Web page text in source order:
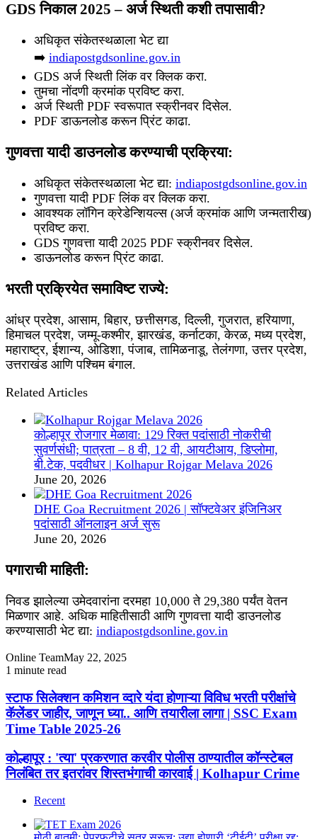
GDS निकाल 2025 – अर्ज स्थिती कशी तपासावी?
अधिकृत संकेतस्थळाला भेट द्या
➡️ indiapostgdsonline.gov.in
GDS अर्ज स्थिती लिंक वर क्लिक करा.
तुमचा नोंदणी क्रमांक प्रविष्ट करा.
अर्ज स्थिती PDF स्वरूपात स्क्रीनवर दिसेल.
PDF डाऊनलोड करून प्रिंट काढा.
गुणवत्ता यादी डाउनलोड करण्याची प्रक्रिया:
अधिकृत संकेतस्थळाला भेट द्या: indiapostgdsonline.gov.in
गुणवत्ता यादी PDF लिंक वर क्लिक करा.
आवश्यक लॉगिन क्रेडेन्शियल्स (अर्ज क्रमांक आणि जन्मतारीख)
प्रविष्ट करा.
GDS गुणवत्ता यादी 2025 PDF स्क्रीनवर दिसेल.
डाऊनलोड करून प्रिंट काढा.
भरती प्रक्रियेत समाविष्ट राज्ये:
आंध्र प्रदेश, आसाम, बिहार, छत्तीसगड, दिल्ली, गुजरात, हरियाणा,
हिमाचल प्रदेश, जम्मू-कश्मीर, झारखंड, कर्नाटका, केरळ, मध्य प्रदेश,
महाराष्ट्र, ईशान्य, ओडिशा, पंजाब, तामिळनाडू, तेलंगणा, उत्तर प्रदेश,
उत्तराखंड आणि पश्चिम बंगाल.
Related Articles
कोल्हापूर रोजगार मेळावा: 129 रिक्त पदांसाठी नोकरीची
सुवर्णसंधी; पात्रता – 8 वी, 12 वी, आयटीआय, डिप्लोमा,
बी.टेक, पदवीधर | Kolhapur Rojgar Melava 2026
June 20, 2026
DHE Goa Recruitment 2026 | सॉफ्टवेअर इंजिनिअर
पदांसाठी ऑनलाइन अर्ज सुरू
June 20, 2026
पगाराची माहिती:
निवड झालेल्या उमेदवारांना दरमहा 10,000 ते 29,380 पर्यंत वेतन
मिळणार आहे. अधिक माहितीसाठी आणि गुणवत्ता यादी डाउनलोड
करण्यासाठी भेट द्या: indiapostgdsonline.gov.in
Online TeamMay 22, 2025
1 minute read
स्टाफ
सिलेक्शन
कमिशन
व्दारे
होणाऱ्या
विविध
परीक्षांचे
जाहीर,
स्टाफ सिलेक्शन कमिशन व्दारे यंदा होणाऱ्या विविध भरती परीक्षांचे
कॅलेंडर जाहीर, जाणून घ्या.. आणि तयारीला लागा | SSC Exam
Time Table 2025-26
कोल्हापूर
:
'त्या'
प्रकरणात
करवीर
ठाण्यातील
कोल्हापूर : 'त्या' प्रकरणात करवीर पोलीस ठाण्यातील कॉन्स्टेबल
निलंबित तर इतरांवर शिस्तभंगाची कारवाई | Kolhapur Crime
Recent